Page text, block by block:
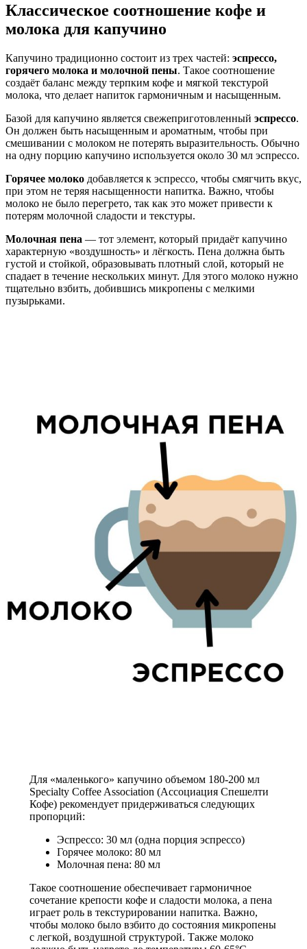
Классическое соотношение кофе и
молока для капучино
Капучино традиционно состоит из трех частей: эспрессо,
горячего молока и молочной пены. Такое соотношение
создаёт баланс между терпким кофе и мягкой текстурой
молока, что делает напиток гармоничным и насыщенным.
Базой для капучино является свежеприготовленный эспрессо.
Он должен быть насыщенным и ароматным, чтобы при
смешивании с молоком не потерять выразительность. Обычно
на одну порцию капучино используется около 30 мл эспрессо.
Горячее молоко добавляется к эспрессо, чтобы смягчить вкус,
при этом не теряя насыщенности напитка. Важно, чтобы
молоко не было перегрето, так как это может привести к
потерям молочной сладости и текстуры.
Молочная пена — тот элемент, который придаёт капучино
характерную «воздушность» и лёгкость. Пена должна быть
густой и стойкой, образовывать плотный слой, который не
спадает в течение нескольких минут. Для этого молоко нужно
тщательно взбить, добившись микропены с мелкими
пузырьками.
Для «маленького» капучино объемом 180-200 мл
Specialty Coffee Association (Ассоциация Спешелти
Кофе) рекомендует придерживаться следующих
пропорций:
Эспрессо: 30 мл (одна порция эспрессо)
Горячее молоко: 80 мл
Молочная пена: 80 мл
Такое соотношение обеспечивает гармоничное
сочетание крепости кофе и сладости молока, а пена
играет роль в текстурировании напитка. Важно,
чтобы молоко было взбито до состояния микропены
с легкой, воздушной структурой. Также молоко